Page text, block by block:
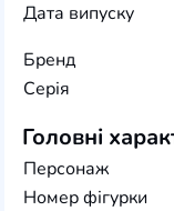
Дата випуску
Бренд
Серія
Головні
Персонаж
Номер фігурки